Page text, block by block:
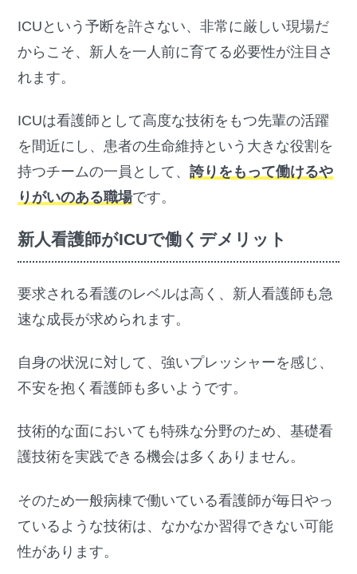
ICUという予断を許さない、非常に厳しい現場だ
からこそ、新人を一人前に育てる必要性が注目さ
れます。
ICUは看護師として高度な技術をもつ先輩の活躍
を間近にし、患者の生命維持という大きな役割を
持つチームの一員として、誇りをもって働けるや
りがいのある職場です。
新人看護師がICUで働くデメリット
要求される看護のレベルは高く、新人看護師も急
速な成長が求められます。
自身の状況に対して、強いプレッシャーを感じ、
不安を抱く看護師も多いようです。
技術的な面においても特殊な分野のため、基礎看
護技術を実践できる機会は多くありません。
そのため一般病棟で働いている看護師が毎日やっ
ているような技術は、なかなか習得できない可能
性があります。